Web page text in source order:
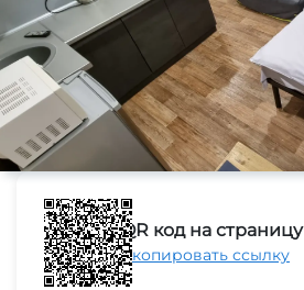
QR код на страницу
Скопировать ссылку